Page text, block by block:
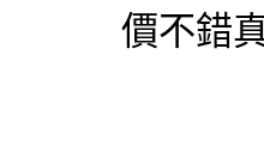
價不錯